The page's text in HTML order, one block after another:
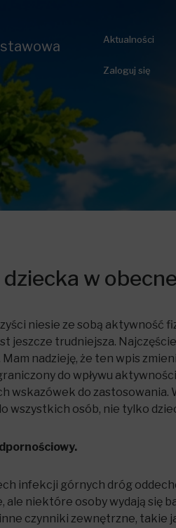
Aktualności
Zaloguj się
w
niesie ze sobą
jeszcze trudniejsza.
Mam nadzieję, że ten wpis
do wpływu
wskazówek do
wszystkich osób, nie tylko
infekcji górnych dróg
nie­które osoby wydają się
czyn­niki zewnętrzne,